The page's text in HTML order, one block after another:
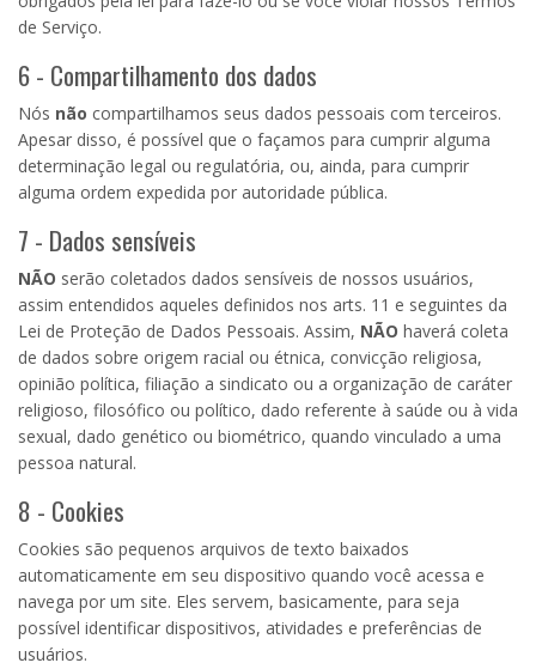
de Serviço.
6 - Compartilhamento dos dados
Nós não compartilhamos seus dados pessoais com terceiros.
Apesar disso, é possível que o façamos para cumprir alguma
determinação legal ou regulatória, ou, ainda, para cumprir
alguma ordem expedida por autoridade pública.
7 - Dados sensíveis
NÃO serão coletados dados sensíveis de nossos usuários,
assim entendidos aqueles definidos nos arts. 11 e seguintes da
Lei de Proteção de Dados Pessoais. Assim, NÃO haverá coleta
de dados sobre origem racial ou étnica, convicção religiosa,
opinião política, filiação a sindicato ou a organização de caráter
religioso, filosófico ou político, dado referente à saúde ou à vida
sexual, dado genético ou biométrico, quando vinculado a uma
pessoa natural.
8 - Cookies
Cookies são pequenos arquivos de texto baixados
automaticamente em seu dispositivo quando você acessa e
navega por um site. Eles servem, basicamente, para seja
possível identificar dispositivos, atividades e preferências de
usuários.